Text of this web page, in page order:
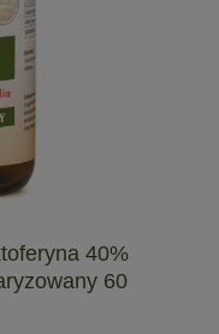
40%
60